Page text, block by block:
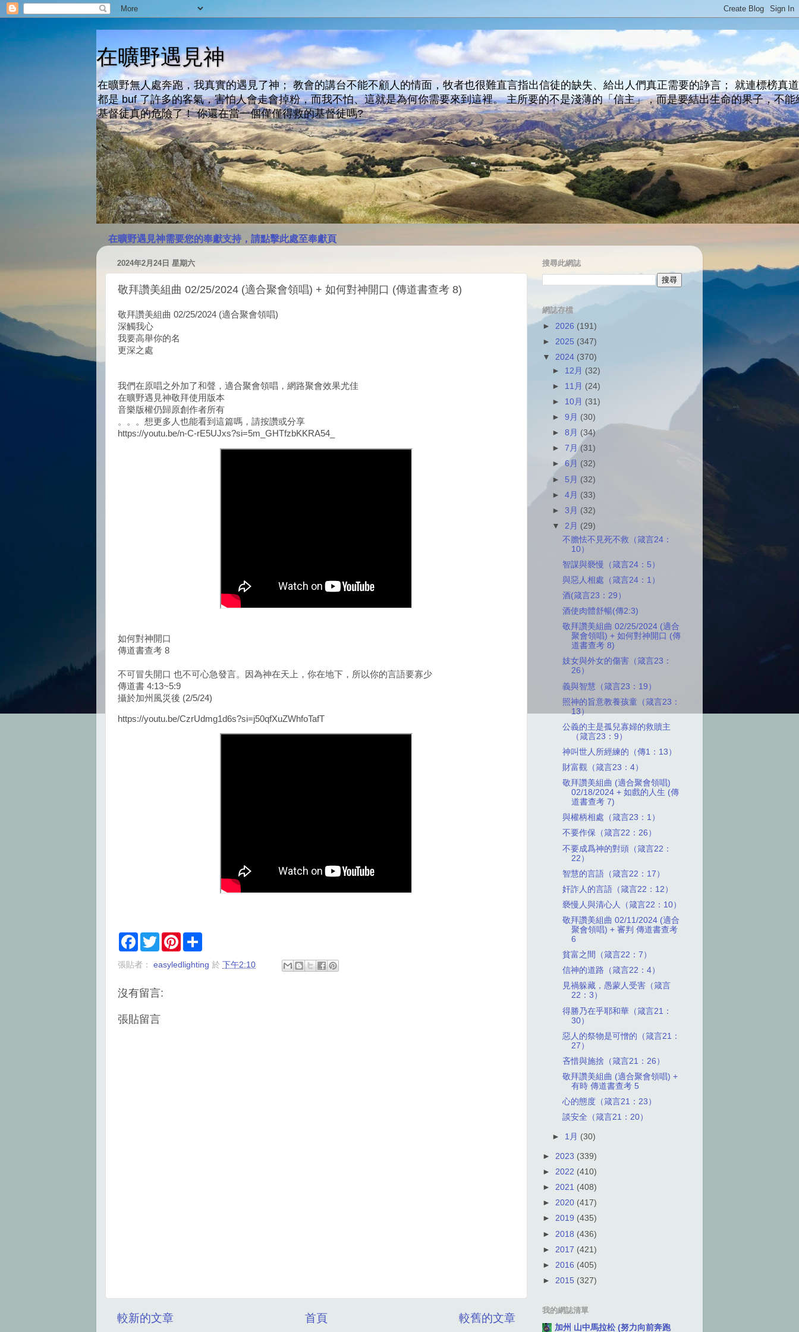
在曠野遇見神
在曠野無人處奔跑，我真實的遇見了神； 教會的講台不能不顧人的情面，牧者也很難直言指出信徒的缺失、給出人們真正需要的諍言； 就連標榜真
都是 buf 了許多的客氣，害怕人會走會掉粉，而我不怕、這就是為何你需要來到這裡。 主所要的不是淺薄的「信主」，而是要結出生命的果子，不能
基督徒真的危險了！ 你還在當一個僅僅得救的基督徒嗎?
在曠野遇見神需要您的奉獻支持，請點擊此處至奉獻頁
2024年2月24日 星期六
敬拜讚美組曲 02/25/2024 (適合聚會領唱) + 如何對神開口 (傳道書查考 8)
敬拜讚美組曲 02/25/2024 (適合聚會領唱)
深觸我心
我要高舉你的名
更深之處
我們在原唱之外加了和聲，適合聚會領唱，網路聚會效果尤佳
在曠野遇見神敬拜使用版本
音樂版權仍歸原創作者所有
。。。想更多人也能看到這篇嗎，請按讚或分享
https://youtu.be/n-C-rE5UJxs?si=5m_GHTfzbKKRA54_
如何對神開口
傳道書查考 8
不可冒失開口 也不可心急發言。因為神在天上，你在地下，所以你的言語要寡少
傳道書 4:13~5:9
攝於加州風災後 (2/5/24)
https://youtu.be/CzrUdmg1d6s?si=j50qfXuZWhfoTafT
F
e
o
T
w
t
r
P
t
r
張貼者： easyledlighting 於 下午2:10
沒有留言:
張貼留言
較新的文章 較舊的文章
首頁
搜尋此網誌
網誌存檔
► 2026 (191)
► 2025 (347)
▼ 2024 (370)
► 12月 (32)
► 11月 (24)
► 10月 (31)
►9月 (30)
►8月 (34)
►7月(31)
►6月 (32)
► 5月 (32)
►4月 (33)
►3月 (32)
▼ 2月 (29)
不膽怯不見死不救（箴言24：
10）
智謀與褻慢（箴言24：5）
與惡人相處（箴言24：1）
酒(箴言23：29）
酒使肉體舒暢(傳2:3)
敬拜讚美組曲 02/25/2024 (適合
聚會領唱) + 如何對神開口 (傳
道書查考 8)
妓女與外女的傷害（箴言23：
26）
義與智慧（箴言23：19）
照神的旨意教養孩童（箴言23：
13）
公義的主是孤兒寡婦的救贖主
（箴言23：9）
神叫世人所經練的（傳1：13）
財富觀（箴言23：4）
敬拜讚美組曲 (適合聚會領唱)
02/18/2024 + 如戲的人生 (傳
道書查考 7)
與權柄相處（箴言23：1）
不要作保（箴言22：26）
不要成爲神的對頭（箴言22：
22）
智慧的言語（箴言22：17）
奸詐人的言語（箴言22：12）
褻慢人與清心人（箴言22：10）
敬拜讚美組曲 02/11/2024 (適合
聚會領唱) + 審判 傳道書查考
6
貧富之間（箴言22：7）
信神的道路（箴言22：4）
見禍躲藏，愚蒙人受害（箴言
22：3）
得勝乃在乎耶和華（箴言21：
30）
惡人的祭物是可憎的（箴言21：
27）
吝惜與施捨（箴言21：26）
敬拜讚美組曲 (適合聚會領唱) +
有時 傳道書查考 5
心的態度（箴言21：23）
談安全（箴言21：20）
► 1月 (30)
► 2023 (339)
► 2022 (410)
► 2021 (408)
► 2020 (417)
► 2019 (435)
► 2018 (436)
► 2017 (421)
► 2016 (405)
► 2015 (327)
我的網誌清單
加州 山中馬拉松 (努力向前奔跑